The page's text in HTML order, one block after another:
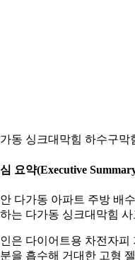
동 싱크대막힘 하수구막
요약(Executive
다가동 아파트 주방 배
는 다가동 싱크대막힘
은 다이어트용 차전자피
을 흡수해 거대한 고형